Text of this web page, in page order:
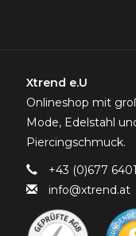
Xtrend e.U
Onlineshop mit
Mode, Edelstahl
Piercingschmuck.
+43 (0)677
info@xtrend.at